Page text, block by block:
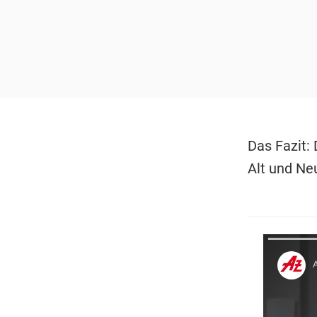
Das Fazit:
Alt und